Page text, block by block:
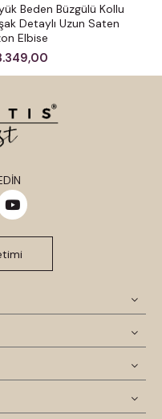
Beden Büzgülü Kollu
Detaylı Uzun Saten
Elbise